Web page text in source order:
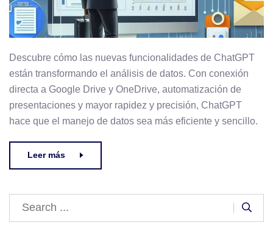
Descubre cómo las nuevas funcionalidades de ChatGPT
están transformando el análisis de datos. Con conexión
directa a Google Drive y OneDrive, automatización de
presentaciones y mayor rapidez y precisión, ChatGPT
hace que el manejo de datos sea más eficiente y sencillo.
Leer más